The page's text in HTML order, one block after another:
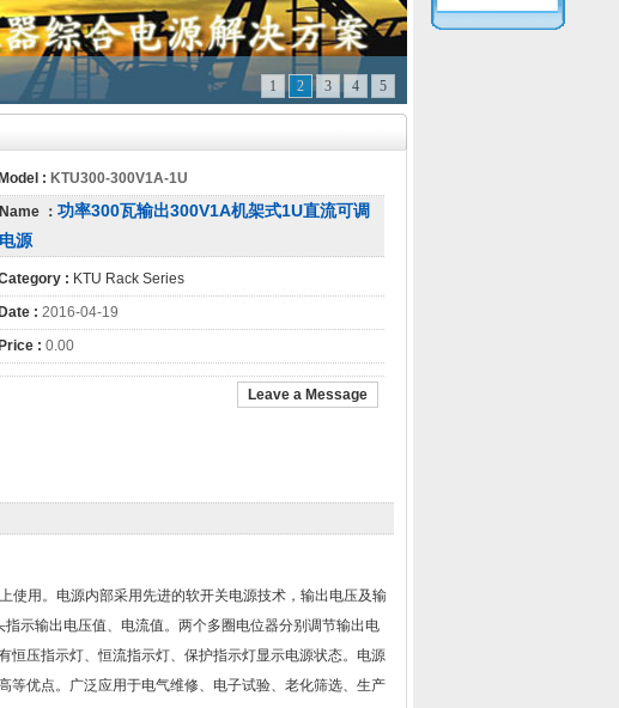
1 2 3 4 5
Model : KTU300-300V1A-1U
Name ： 功率300瓦输出300V1A机架式1U直流可调
电源
: KTU Rack Series
Date : 2016-04-19
Price : 0.00
Leave a Message
使用。电源内部采用先进的软开关电源技术，输出电压及输
示输出电压值、电流值。两个多圈电位器分别调节输出电
恒压指示灯、恒流指示灯、保护指示灯显示电源状态。电源
等优点。广泛应用于电气维修、电子试验、老化筛选、生产